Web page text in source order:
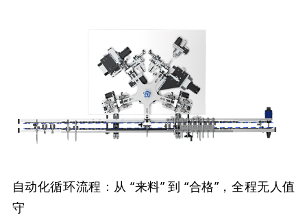
自动化循环流程：从 “来料” 到 “合格”，全程无人值
守